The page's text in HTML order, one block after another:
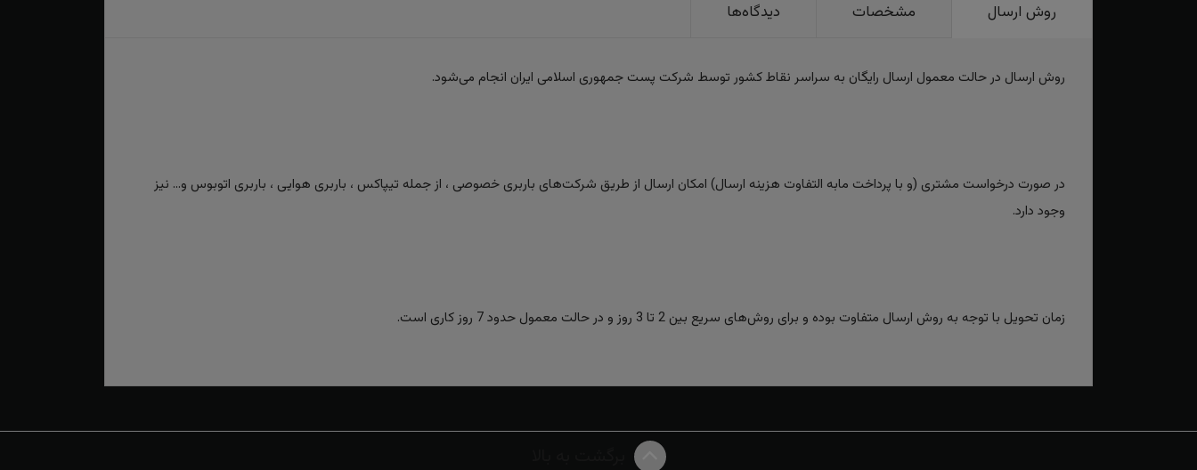
روش ارسال مشخصات دیدگاه‌ها
روش ارسال در حالت معمول ارسال رایگان به سراسر نقاط کشور توسط شرکت پست جمهوری اسلامی ایران انجام می‌شود.
در صورت درخواست مشتری (و با پرداخت مابه التفاوت هزینه ارسال) امکان ارسال از طریق شرکت‌های باربری خصوصی ، از جمله تیپاکس ، باربری هوایی ، باربری اتوبوس و... نیز
وجود دارد.
زمان تحویل با توجه به روش ارسال متفاوت بوده و برای روش‌های سریع بین 2 تا 3 روز و در حالت معمول حدود 7 روز کاری است.